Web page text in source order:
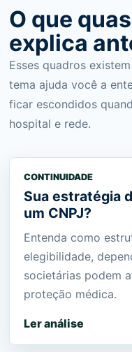
O que
explica
Esses quadros
tema ajuda você a
ficar escondidos
hospital e rede.
CONTINUIDADE
Sua estratégia
um CNPJ?
Entenda como
elegibilidade,
societárias podem
proteção médica.
Ler análise